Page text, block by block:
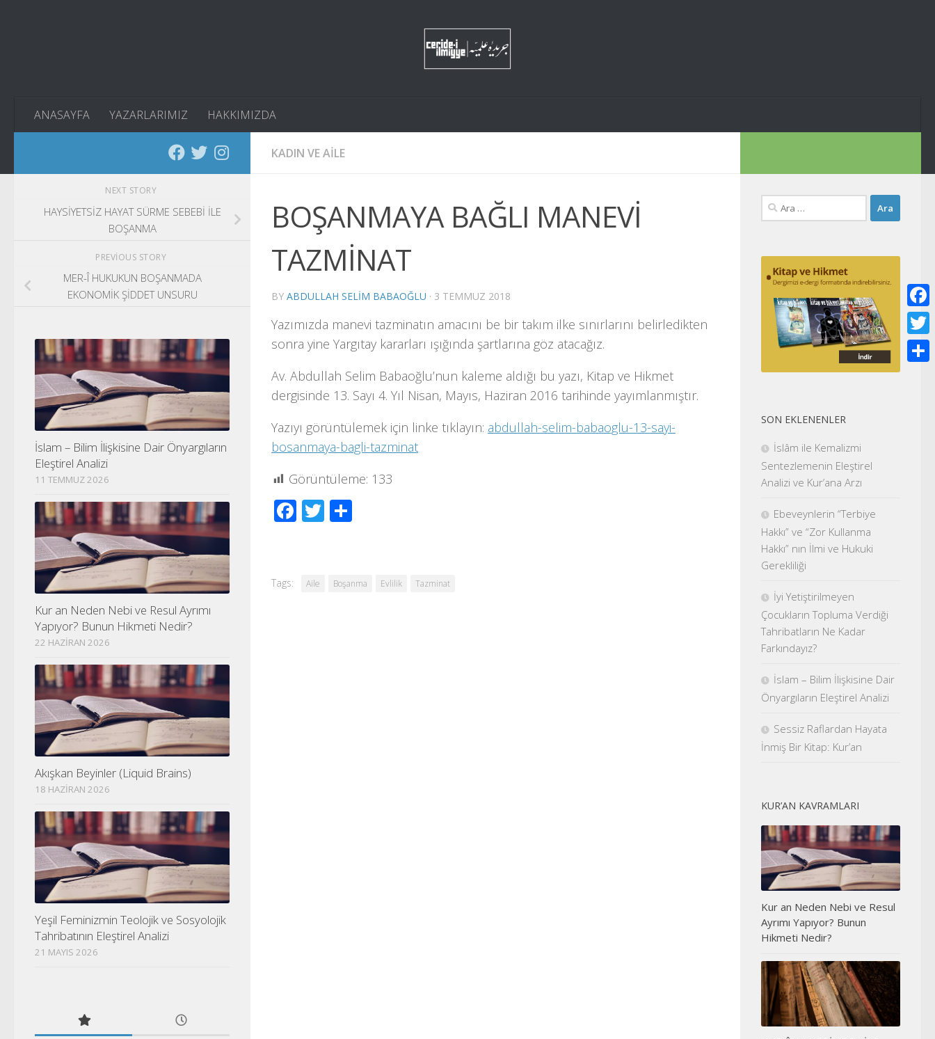
ANASAYFA YAZARLARIMIZ HAKKIMIZDA
KADIN VE AILE
BOŞANMAYA BAĞLI MANEVİ
TAZMİNAT
BY ABDULLAH SELIM BABAOĞLU · 3 TEMMUZ 2018
Yazımızda manevi tazminatın amacını be bir takım ilke sınırlarını belirledikten
sonra yine Yargıtay kararları ışığında şartlarına göz atacağız.
Av. Abdullah Selim Babaoğlu’nun kaleme aldığı bu yazı, Kitap ve Hikmet
dergisinde 13. Sayı 4. Yıl Nisan, Mayıs, Haziran 2016 tarihinde yayımlanmıştır.
Yazıyı görüntülemek için linke tıklayın: abdullah-selim-babaoglu-13-sayi-
bosanmaya-bagli-tazminat
Görüntüleme: 133
Facebook
Twitter
Tags: Aile Boşanma Evlilik Tazminat
NEXT STORY
HAYSİYETSİZ HAYAT SÜRME SEBEBİ İLE
BOŞANMA
PREVIOUS STORY
MER-Î HUKUKUN BOŞANMADA
EKONOMİK ŞİDDET UNSURU
İslam – Bilim İlişkisine Dair Önyargıların
Eleştirel Analizi
11 TEMMUZ 2026
Kur an Neden Nebi ve Resul Ayrımı
Yapıyor? Bunun Hikmeti Nedir?
22 HAZIRAN 2026
Akışkan Beyinler (Liquid Brains)
18 HAZIRAN 2026
Yeşil Feminizmin Teolojik ve Sosyolojik
Tahribatının Eleştirel Analizi
21 MAYIS 2026
Arama:
SON EKLENENLER
İslâm ile Kemalizmi
Sentezlemenin Eleştirel
Analizi ve Kur’ana Arzı
Ebeveynlerin “Terbiye
Hakkı” ve “Zor Kullanma
Hakkı” nın İlmi ve Hukuki
Gerekliliği
İyi Yetiştirilmeyen
Çocukların Topluma Verdiği
Tahribatların Ne Kadar
Farkındayız?
İslam – Bilim İlişkisine Dair
Önyargıların Eleştirel Analizi
Sessiz Raflardan Hayata
İnmiş Bir Kitap: Kur’an
KUR’AN KAVRAMLARI
Kur an Neden Nebi ve Resul
Ayrımı Yapıyor? Bunun
Hikmeti Nedir?